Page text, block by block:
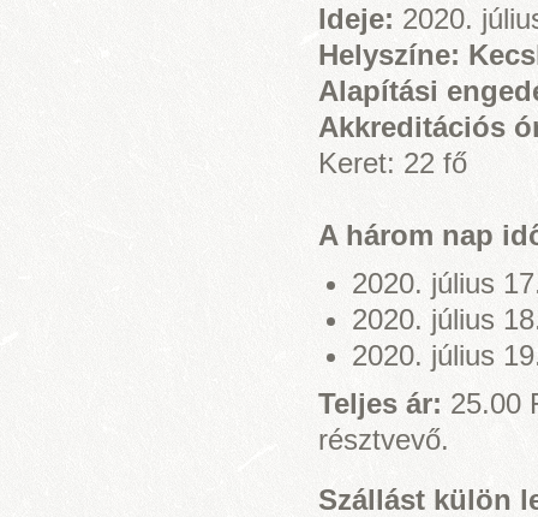
Ideje: 2020.
Helyszíne:
Alapítási
Akkreditációs
Keret: 22 fő
A három nap
2020. július
2020. július
2020. július
Teljes ár: 25.00
résztvevő.
Szállást külön